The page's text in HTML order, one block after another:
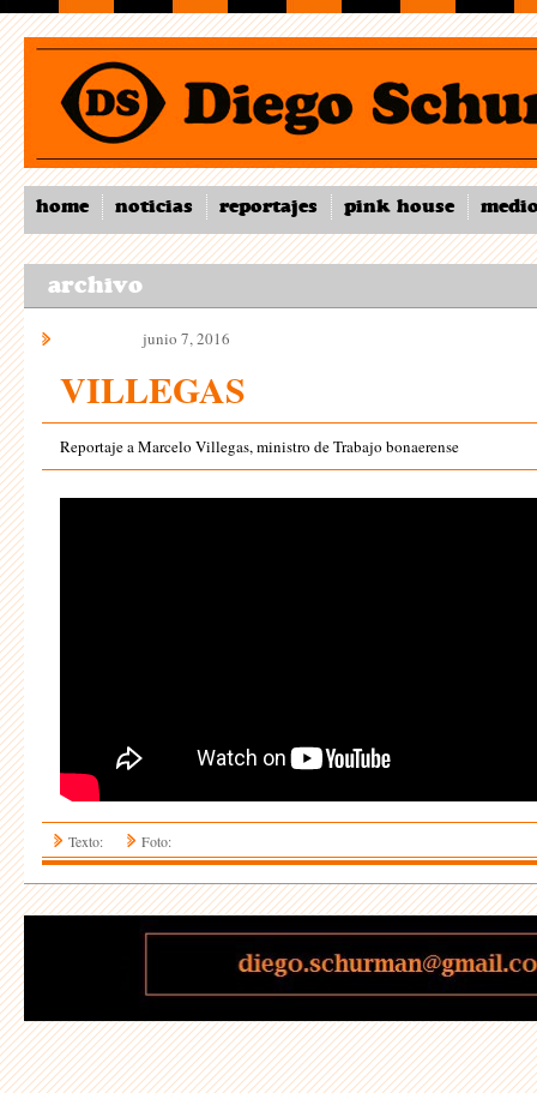
home noticias reportajes pink house
archivo
en tv
junio 7, 2016
VILLEGAS
Reportaje a Marcelo Villegas, ministro de Trabajo bonaerense
Texto: Foto: